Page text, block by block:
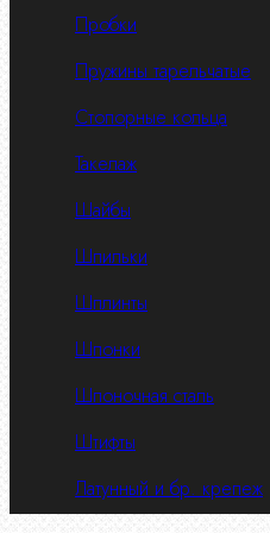
Пробки
Пружины тарельчатые
Стопорные кольца
Такелаж
Шайбы
Шпильки
Шплинты
Шпонки
Шпоночная сталь
Штифты
Латунный и бр. крепеж